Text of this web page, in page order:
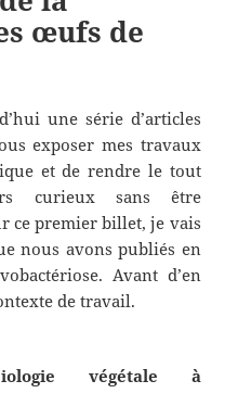
œufs de
une série d’articles
exposer mes travaux
et de rendre le tout
curieux sans être
ce premier billet, je vais
nous avons publiés en
Avant d’en
de travail.
végétale à